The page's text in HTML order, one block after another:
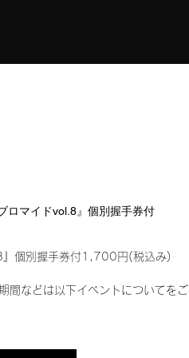
ロマイドvol.8』個別握手券付
』個別握手券付1,700円(税込み)
間などは以下イベントについてを